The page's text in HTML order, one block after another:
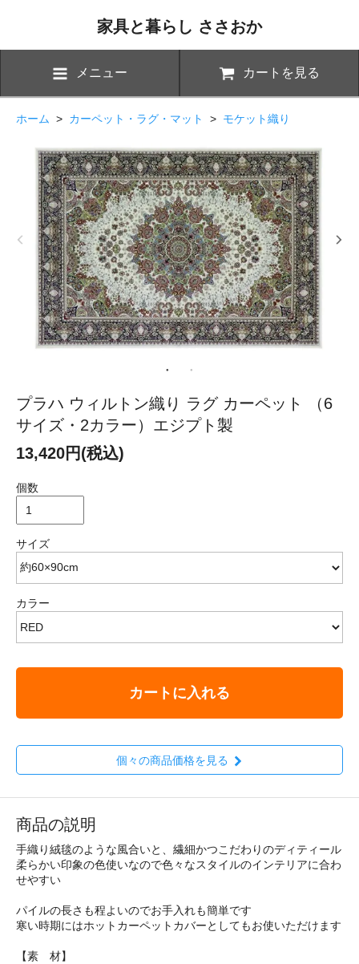
家具と暮らし ささおか
メニュー カートを見る
ホーム > カーペット・ラグ・マット > モケット織り
プラハ ウィルトン織り ラグ カーペット （6
サイズ・2カラー）エジプト製
13,420円(税込)
個数
サイズ
カラー
カートに入れる
個々の商品価格を見る
商品の説明
手織り絨毯のような風合いと、繊細かつこだわりのディティール
柔らかい印象の色使いなので色々なスタイルのインテリアに合わ
せやすい
パイルの長さも程よいのでお手入れも簡単です
寒い時期にはホットカーペットカバーとしてもお使いただけます
【素 材】